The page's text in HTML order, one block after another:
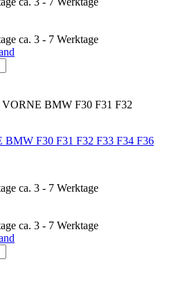
ca. 3 - 7 Werktage
F30 F31 F32 F33 F34 F36
ca. 3 - 7 Werktage
ca. 3 - 7 Werktage